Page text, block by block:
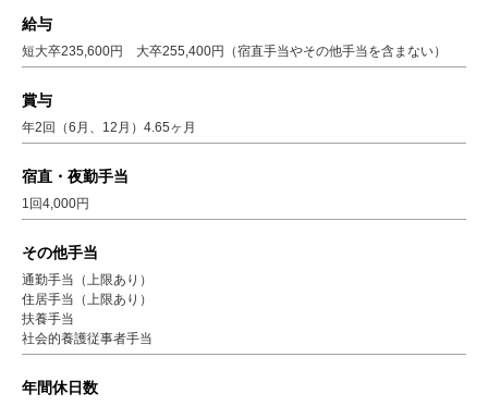
給与
短大卒235,600円 大卒255,400円（宿直手当やその他手当を含まない）
賞与
年2回（6月、12月）4.65ヶ月
宿直・夜勤手当
1回4,000円
その他手当
通勤手当（上限あり）
住居手当（上限あり）
扶養手当
社会的養護従事者手当
年間休日数